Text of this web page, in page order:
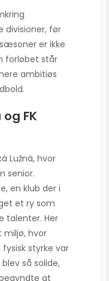
divisioner, før
er ikke
forløbet står
ambitiøs
FK
Lužná, hvor
senior.
en klub der i
et ry som
talenter. Her
miljø, hvor
styrke var
så solide,
at